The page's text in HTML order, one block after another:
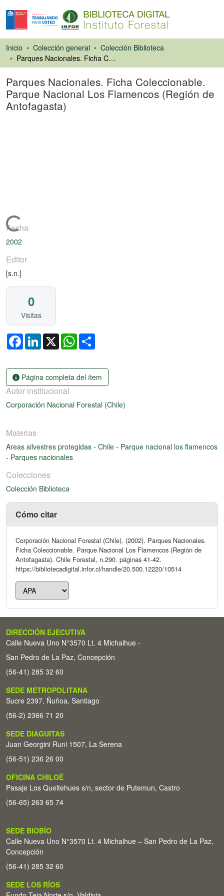
Inicio Colección general
Colección Biblioteca
Parques Nacionales. Ficha Coleccionable. Parque Nacional Los Flamencos (Región de Antofagasta)
Parques Nacionales. Ficha Coleccionable.
Parque Nacional Los Flamencos (Región de
Antofagasta)
Cargando...
Fecha
2002
Editor
[s.n.]
0
Visitas
FacebookLinkedIn
X WhatsApp
Página completa del ítem
Autor institucional
Corporación Nacional Forestal (Chile)
Materias
Areas silvestres protegidas - Chile - Parque nacional los flamencos
- Parques nacionales
Colecciones
Colección Biblioteca
Cómo citar
Corporación Nacional Forestal (Chile). (2002). Parques Nacionales.
Ficha Coleccionable. Parque Nacional Los Flamencos (Región de
Antofagasta). Chile Forestal, n.290. páginas 41-42.
https://bibliotecadigital.infor.cl/handle/20.500.12220/10514
DIRECCIÓN EJECUTIVA
Calle Nueva Uno N°3570 Lt. 4 Michaihue -
San Pedro de La Paz, Concepción
(56-41) 285 32 60
SEDE METROPOLITANA
Sucre 2397, Ñuñoa, Santiago
(56-2) 2366 71 20
SEDE DIAGUITAS
Juan Georgini Runi 1507, La Serena
(56-51) 236 26 00
OFICINA CHILOÉ
Pasaje Los Queltehues s/n, sector de Putemun, Castro
(56-65) 263 65 74
SEDE BIOBÍO
Calle Nueva Uno N°3570 Lt. 4 Michaihue – San Pedro de La Paz,
Concepción
(56-41) 285 32 60
SEDE LOS RÍOS